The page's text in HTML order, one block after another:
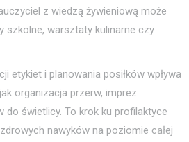
z wiedzą żywieniową może
szkolne, warsztaty kulinarne czy
etykiet i planowania posiłków wpływa
organizacja przerw, imprez
do świetlicy. To krok ku profilaktyce
nawyków na poziomie całej